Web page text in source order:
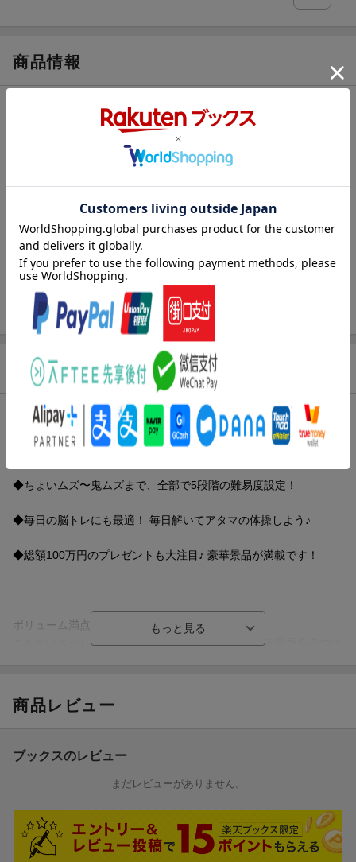
商品情報
2025年04月15日頃
晋遊舎(著)
難問まちがいさがしフレンズ
レーベル 晋遊舎ムック
晋遊舎
発行形態 ムックその他
ページ数
ISBN 9784801824867
商品説明
内容紹介（JPROより）
◆ボリューム満点、手ごわい難問がたっぷり遊べる全130問！
◆ちょいムズ〜鬼ムズまで、全部で5段階の難易度設定！
◆毎日の脳トレにも最適！ 毎日解いてアタマの体操しよう♪
◆総額100万円のプレゼントも大注目♪ 豪華景品が満載です！
ボリューム満点！ 難問まちがいさがし専門誌
まちがいさがしは、2枚の絵（イラスト）から異なる箇所をみつけ
せん。ほぼ同じにしか見えないイラストでも長さや傾きに「わず
かな違い」があるなど、レベルが高い問題を掲載しています。そ
してみましょう。
商品レビュー
ブックスのレビュー
まだレビューがありません。